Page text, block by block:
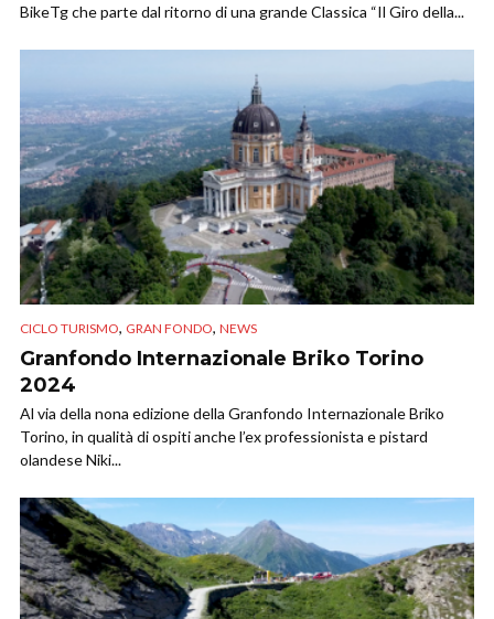
BikeTg che parte dal ritorno di una grande Classica “Il Giro della...
CICLO TURISMO, GRAN FONDO, NEWS
Granfondo Internazionale Briko Torino
2024
Al via della nona edizione della Granfondo Internazionale Briko
Torino, in qualità di ospiti anche l’ex professionista e pistard
olandese Niki...